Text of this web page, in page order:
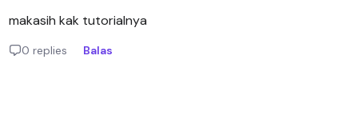
makasih kak tutorialnya
0 replies Balas